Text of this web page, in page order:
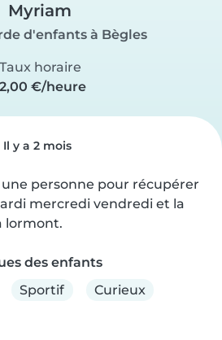
Myriam
d'enfants à Bègles
Taux horaire
€/heure
Il y a 2 mois
personne pour récupérer
mercredi vendredi et la
lormont.
des enfants
Sportif Curieux